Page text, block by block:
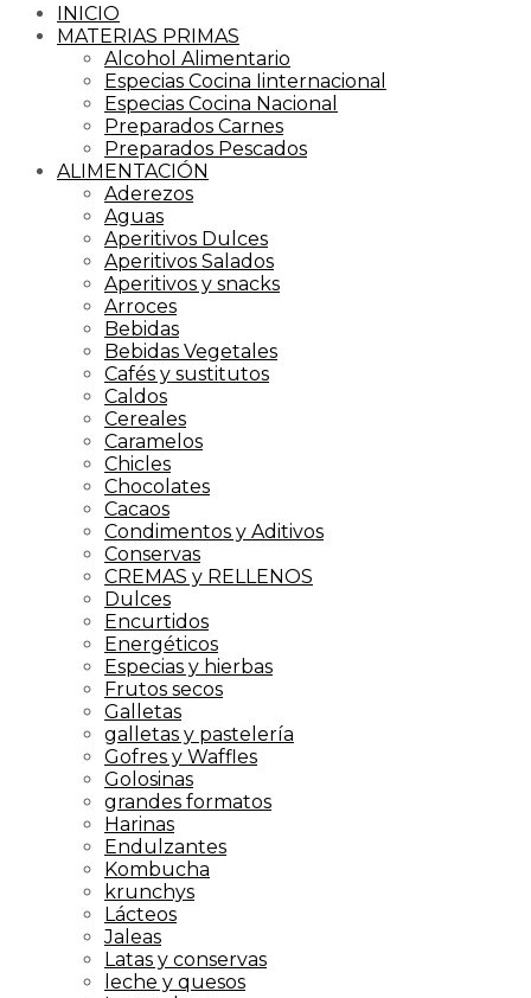
INICIO
MATERIAS PRIMAS
Alcohol Alimentario
Especias Cocina Iinternacional
Especias Cocina Nacional
Preparados Carnes
Preparados Pescados
ALIMENTACIÓN
Aderezos
Aguas
Aperitivos Dulces
Aperitivos Salados
Aperitivos y snacks
Arroces
Bebidas
Bebidas Vegetales
Cafés y sustitutos
Caldos
Cereales
Caramelos
Chicles
Chocolates
Cacaos
Condimentos y Aditivos
Conservas
CREMAS y RELLENOS
Dulces
Encurtidos
Energéticos
Especias y hierbas
Frutos secos
Galletas
galletas y pastelería
Gofres y Waffles
Golosinas
grandes formatos
Harinas
Endulzantes
Kombucha
krunchys
Lácteos
Jaleas
Latas y conservas
leche y quesos